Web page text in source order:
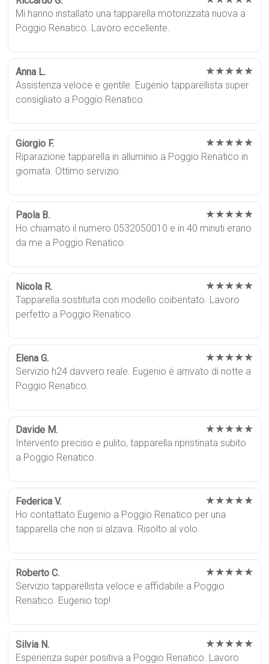
Mi hanno installato una tapparella motorizzata nuova a
Poggio Renatico. Lavoro eccellente.
Anna L. ★★★★★
Assistenza veloce e gentile. Eugenio tapparellista super
consigliato a Poggio Renatico.
Giorgio F. ★★★★★
Riparazione tapparella in alluminio a Poggio Renatico in
giornata. Ottimo servizio.
Paola B. ★★★★★
Ho chiamato il numero 0532050010 e in 40 minuti erano
da me a Poggio Renatico.
Nicola R. ★★★★★
Tapparella sostituita con modello coibentato. Lavoro
perfetto a Poggio Renatico.
Elena G. ★★★★★
Servizio h24 davvero reale. Eugenio è arrivato di notte a
Poggio Renatico.
Davide M. ★★★★★
Intervento preciso e pulito, tapparella ripristinata subito
a Poggio Renatico.
Federica V. ★★★★★
Ho contattato Eugenio a Poggio Renatico per una
tapparella che non si alzava. Risolto al volo.
Roberto C. ★★★★★
Servizio tapparellista veloce e affidabile a Poggio
Renatico. Eugenio top!
Silvia N. ★★★★★
Esperienza super positiva a Poggio Renatico. Lavoro